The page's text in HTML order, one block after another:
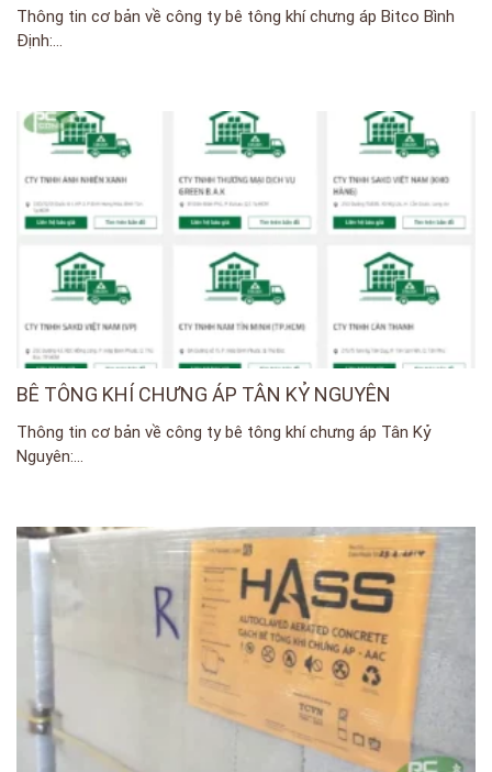
Thông tin cơ bản về công ty bê tông khí chưng áp Bitco Bình
Định:...
BÊ TÔNG KHÍ CHƯNG ÁP TÂN KỶ NGUYÊN
Thông tin cơ bản về công ty bê tông khí chưng áp Tân Kỷ
Nguyên:...